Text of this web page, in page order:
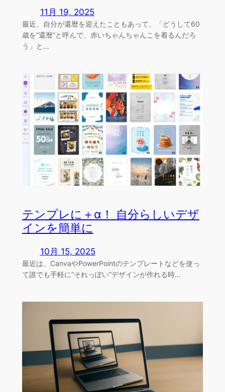
11月 19, 2025
最近、自分が還暦を迎えたこともあって、「どうして60
歳を“還暦”と呼んで、赤いちゃんちゃんこを着るんだろ
う」と…
テンプレに＋α！ 自分らしいデザ
インを簡単に
10月 15, 2025
最近は、CanvaやPowerPointのテンプレートなどを使っ
て誰でも手軽に“それっぽい”デザインが作れる時…